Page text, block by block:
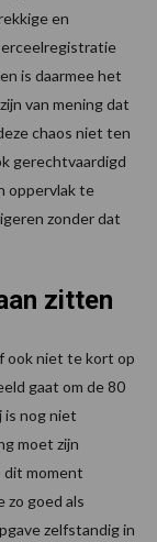
en
is daarmee het
van mening dat
chaos niet ten
gerechtvaardigd
oppervlak te
zonder dat
zitten
ook niet te kort op
gaat om de 80
is nog niet
moet zijn
dit moment
zo goed als
zelfstandig in